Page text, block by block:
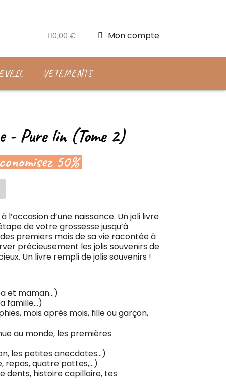
0,00 € Mon compte
VETEMENTS
- Pure lin (Tome 2)
50%
l’occasion d’une naissance. Un joli livre
de votre grossesse jusqu’à
premiers mois de sa vie racontée à
précieusement les jolis souvenirs de
Un livre rempli de jolis souvenirs !
et maman…)
famille…)
mois après mois, fille ou garçon,
au monde, les premières
les petites anecdotes…)
repas, quatre pattes,…)
dents, histoire capillaire, tes